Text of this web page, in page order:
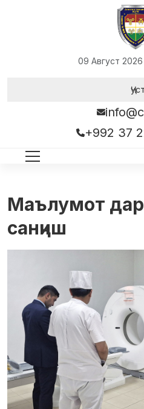
09 Август
+992 37
Маълумот
санҷиш